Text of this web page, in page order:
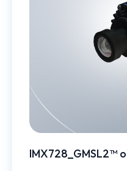
IMX728_GMSL2™